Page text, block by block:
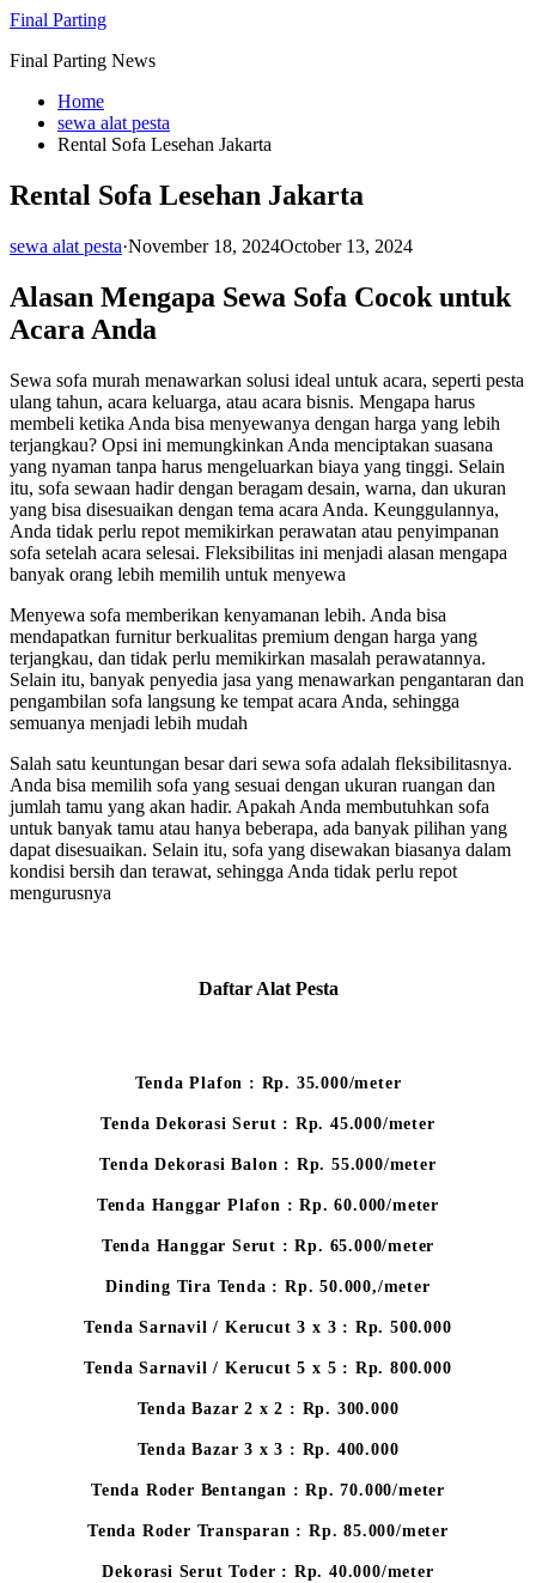
Skip
content
Final Parting
Final Parting News
Home
sewa alat pesta
Rental Sofa Lesehan Jakarta
Rental Sofa Lesehan Jakarta
sewa alat pesta·November 18, 2024October 13, 2024
Alasan Mengapa Sewa Sofa Cocok untuk
Acara Anda
Sewa sofa murah menawarkan solusi ideal untuk acara, seperti pesta
ulang tahun, acara keluarga, atau acara bisnis. Mengapa harus
membeli ketika Anda bisa menyewanya dengan harga yang lebih
terjangkau? Opsi ini memungkinkan Anda menciptakan suasana
yang nyaman tanpa harus mengeluarkan biaya yang tinggi. Selain
itu, sofa sewaan hadir dengan beragam desain, warna, dan ukuran
yang bisa disesuaikan dengan tema acara Anda. Keunggulannya,
Anda tidak perlu repot memikirkan perawatan atau penyimpanan
sofa setelah acara selesai. Fleksibilitas ini menjadi alasan mengapa
banyak orang lebih memilih untuk menyewa
Menyewa sofa memberikan kenyamanan lebih. Anda bisa
mendapatkan furnitur berkualitas premium dengan harga yang
terjangkau, dan tidak perlu memikirkan masalah perawatannya.
Selain itu, banyak penyedia jasa yang menawarkan pengantaran dan
pengambilan sofa langsung ke tempat acara Anda, sehingga
semuanya menjadi lebih mudah
Salah satu keuntungan besar dari sewa sofa adalah fleksibilitasnya.
Anda bisa memilih sofa yang sesuai dengan ukuran ruangan dan
jumlah tamu yang akan hadir. Apakah Anda membutuhkan sofa
untuk banyak tamu atau hanya beberapa, ada banyak pilihan yang
dapat disesuaikan. Selain itu, sofa yang disewakan biasanya dalam
kondisi bersih dan terawat, sehingga Anda tidak perlu repot
mengurusnya
Daftar Alat Pesta
Tenda Plafon : Rp. 35.000/meter
Tenda Dekorasi Serut : Rp. 45.000/meter
Tenda Dekorasi Balon : Rp. 55.000/meter
Tenda Hanggar Plafon : Rp. 60.000/meter
Tenda Hanggar Serut : Rp. 65.000/meter
Dinding Tira Tenda : Rp. 50.000,/meter
Tenda Sarnavil / Kerucut 3 x 3 : Rp. 500.000
Tenda Sarnavil / Kerucut 5 x 5 : Rp. 800.000
Tenda Bazar 2 x 2 : Rp. 300.000
Tenda Bazar 3 x 3 : Rp. 400.000
Tenda Roder Bentangan : Rp. 70.000/meter
Tenda Roder Transparan : Rp. 85.000/meter
Dekorasi Serut Toder : Rp. 40.000/meter